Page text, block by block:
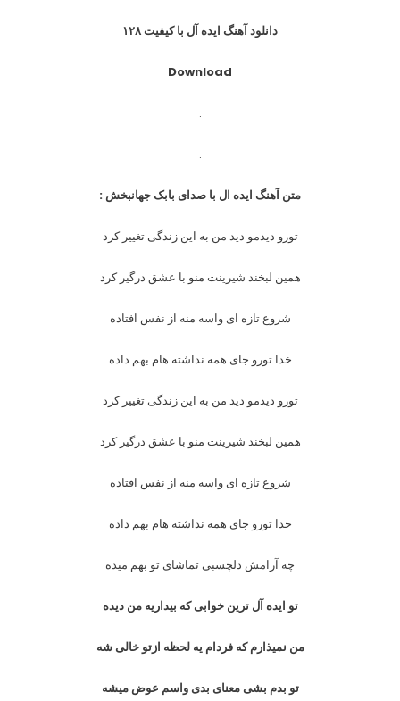
دانلود آهنگ ایده آل با کیفیت ۱۲۸
Download
.
.
متن آهنگ ایده ال با صدای بابک جهانبخش :
تورو دیدمو دید من به این زندگی تغییر کرد
همین لبخند شیرینت منو با عشق درگیر کرد
شروع تازه ای واسه منه از نفس افتاده
خدا تورو جای همه نداشته هام بهم داده
تورو دیدمو دید من به این زندگی تغییر کرد
همین لبخند شیرینت منو با عشق درگیر کرد
شروع تازه ای واسه منه از نفس افتاده
خدا تورو جای همه نداشته هام بهم داده
چه آرامش دلچسبی تماشای تو بهم میده
تو ایده آل ترین خوابی که بیداریه من دیده
من نمیذارم که فردام یه لحظه ازتو خالی شه
تو بدم بشی معنای بدی واسم عوض میشه